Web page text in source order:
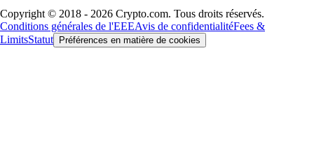
Copyright © 2018 - 2026 Crypto.com. Tous droits réservés.
Conditions générales de l'EEEAvis de confidentialitéFees &
LimitsStatut Préférences en matière de cookies